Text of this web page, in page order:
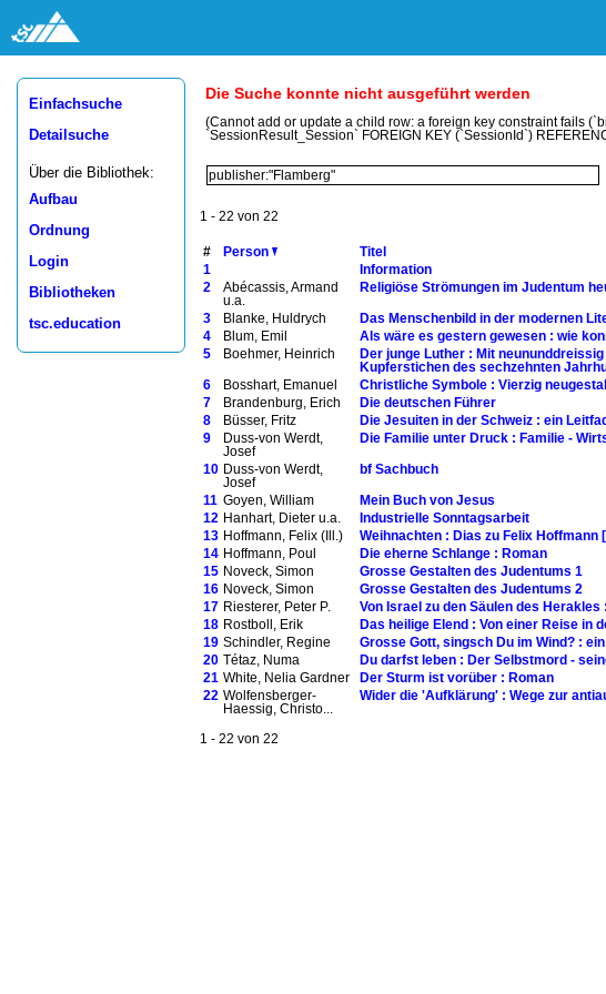
Einfachsuche
Detailsuche
Über die Bibliothek:
Aufbau
Ordnung
Login
Bibliotheken
tsc.education
Die Suche konnte nicht ausgeführt werden
(Cannot add or update a child row: a foreign key constraint fails
`SessionResult_Session` FOREIGN KEY (`SessionId`)
1 - 22 von 22
# Person Titel
1
Information
2
Abécassis, Armand
u.a.
Religiöse Strömungen im Judentum
3 Blanke, Huldrych Das Menschenbild in der modernen
4
Blum, Emil Als wäre es gestern gewesen : wie
5
Boehmer, Heinrich
Der junge Luther : Mit
Kupferstichen des sechzehnten
6 Bosshart, Emanuel Christliche Symbole : Vierzig
7
Brandenburg, Erich Die deutschen Führer
8
Büsser, Fritz Die Jesuiten in der Schweiz : ein
9
Duss-von Werdt,
Josef
Die Familie unter Druck : Familie -
10
Duss-von Werdt,
Josef
bf Sachbuch
11 Goyen, William Mein Buch von Jesus
12 Hanhart, Dieter u.a. Industrielle Sonntagsarbeit
13 Hoffmann, Felix (Ill.)
Weihnachten : Dias zu Felix Hoffmann
14 Hoffmann, Poul Die eherne Schlange : Roman
15 Noveck, Simon Grosse Gestalten des Judentums 1
16 Noveck, Simon Grosse Gestalten des Judentums 2
17 Riesterer, Peter P. Von Israel zu den Säulen des
18 Rostboll, Erik Das heilige Elend : Von einer Reise in
19 Schindler, Regine
Grosse Gott, singsch Du im Wind? :
20
Tétaz, Numa Du darfst leben : Der Selbstmord -
21 White, Nelia Gardner Der Sturm ist vorüber : Roman
22 Wolfensberger-
Haessig, Christo...
Wider die 'Aufklärung' : Wege zur
1 - 22 von 22